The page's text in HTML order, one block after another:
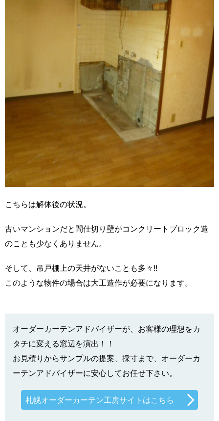
こちらは解体後の状況。
古いマンションだと間仕切り壁がコンクリートブロック造
のことも少なくありません。
そして、吊戸棚上の天井がないことも多々!!
このような物件の場合は大工造作が必要になります。
オーダーカーテンアドバイザーが、お客様の理想をカ
タチに変える窓辺を演出！！
お見積りからサンプルの提案、採寸まで、オーダーカ
ーテンアドバイザーに安心してお任せ下さい。
札幌オーダーカーテン工房サイトはこちら